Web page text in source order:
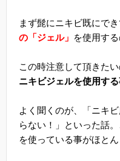
まず髭にニキビ既にで
の「ジェル」 を使用す
この時注意して頂きたい
ニキビジェルを使用する
よく聞くのが、「ニキ
らない！」といった話
を使っている事がほとん